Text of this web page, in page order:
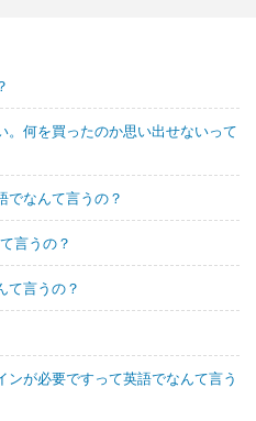
何を買ったのか思い出せないって
でなんて言うの？
言うの？
て言うの？
が必要ですって英語でなんて言う